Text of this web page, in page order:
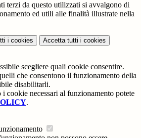
terzi da questo utilizzati si avvalgono di
ed utili alle finalità illustrate nella
i cookies Accetta tutti i cookies
scegliere quali cookie consentire.
che consentono il funzionamento della
disabilitarli.
i cookie necessari al funzionamento potete
.